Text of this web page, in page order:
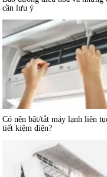
Có nên bật/tắt máy lạnh liên tục
tiết kiệm điện?